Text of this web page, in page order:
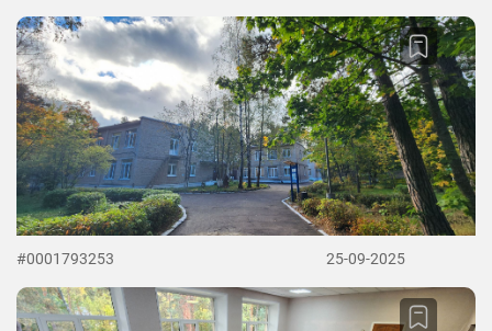
#0001793253 25-09-2025